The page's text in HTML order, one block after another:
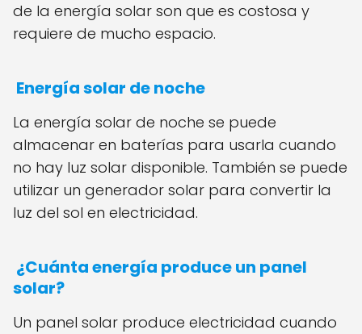
de la energía solar son que es costosa y
requiere de mucho espacio.
Energía solar de noche
La energía solar de noche se puede
almacenar en baterías para usarla cuando
no hay luz solar disponible. También se puede
utilizar un generador solar para convertir la
luz del sol en electricidad.
¿Cuánta energía produce un panel
solar?
Un panel solar produce electricidad cuando